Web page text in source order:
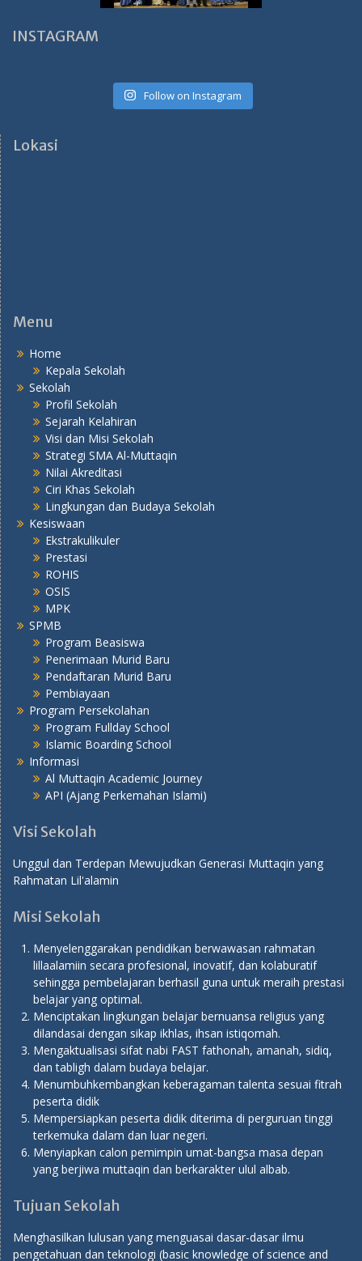
INSTAGRAM
Follow on Instagram
Lokasi
Menu
Home
Kepala Sekolah
Sekolah
Profil Sekolah
Sejarah Kelahiran
Visi dan Misi Sekolah
Strategi SMA Al-Muttaqin
Nilai Akreditasi
Ciri Khas Sekolah
Lingkungan dan Budaya Sekolah
Kesiswaan
Ekstrakulikuler
Prestasi
ROHIS
OSIS
MPK
SPMB
Program Beasiswa
Penerimaan Murid Baru
Pendaftaran Murid Baru
Pembiayaan
Program Persekolahan
Program Fullday School
Islamic Boarding School
Informasi
Al Muttaqin Academic Journey
API (Ajang Perkemahan Islami)
Visi Sekolah
Unggul dan Terdepan Mewujudkan Generasi Muttaqin yang
Rahmatan Lil'alamin
Misi Sekolah
Menyelenggarakan pendidikan berwawasan rahmatan
lillaalamiin secara profesional, inovatif, dan kolaburatif
sehingga pembelajaran berhasil guna untuk meraih prestasi
belajar yang optimal.
Menciptakan lingkungan belajar bernuansa religius yang
dilandasai dengan sikap ikhlas, ihsan istiqomah.
Mengaktualisasi sifat nabi FAST fathonah, amanah, sidiq,
dan tabligh dalam budaya belajar.
Menumbuhkembangkan keberagaman talenta sesuai fitrah
peserta didik
Mempersiapkan peserta didik diterima di perguruan tinggi
terkemuka dalam dan luar negeri.
Menyiapkan calon pemimpin umat-bangsa masa depan
yang berjiwa muttaqin dan berkarakter ulul albab.
Tujuan Sekolah
Menghasilkan lulusan yang menguasai dasar-dasar ilmu
pengetahuan dan teknologi (basic knowledge of science and